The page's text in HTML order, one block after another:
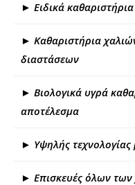
► Ειδικά
► Καθαριστήρια
διαστάσεων
► Βιολογικά υγρά
αποτέλεσμα
► Υψηλής τεχνολογίας
► Επισκευές όλων των